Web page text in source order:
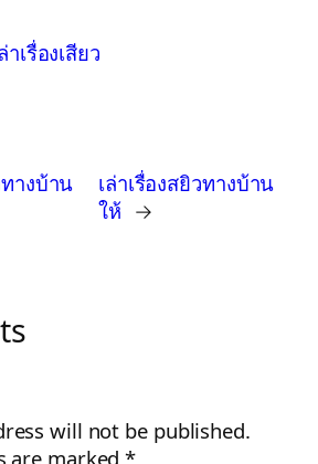
าเรื่องเสียว
ทางบ้าน
เล่าเรื่องสยิวทางบ้าน
ให้ →
will not be published.
are marked*